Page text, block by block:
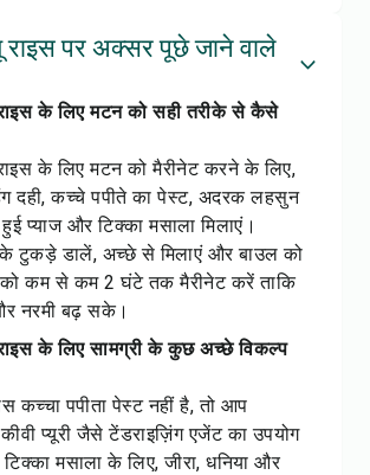
राइस पर अक्सर पूछे जाने वाले
के लिए मटन को सही तरीके से कैसे
के लिए मटन को मैरीनेट करने के लिए,
दही, कच्चे पपीते का पेस्ट, अदरक लहसुन
प्याज और टिक्का मसाला मिलाएं।
टुकड़े डालें, अच्छे से मिलाएं और बाउल को
कम से कम 2 घंटे तक मैरीनेट करें ताकि
नरमी बढ़ सके।
के लिए सामग्री के कुछ अच्छे विकल्प
कच्चा पपीता पेस्ट नहीं है, तो आप
कीवी प्यूरी जैसे टेंडराइज़िंग एजेंट का उपयोग
मसाला के लिए, जीरा, धनिया और